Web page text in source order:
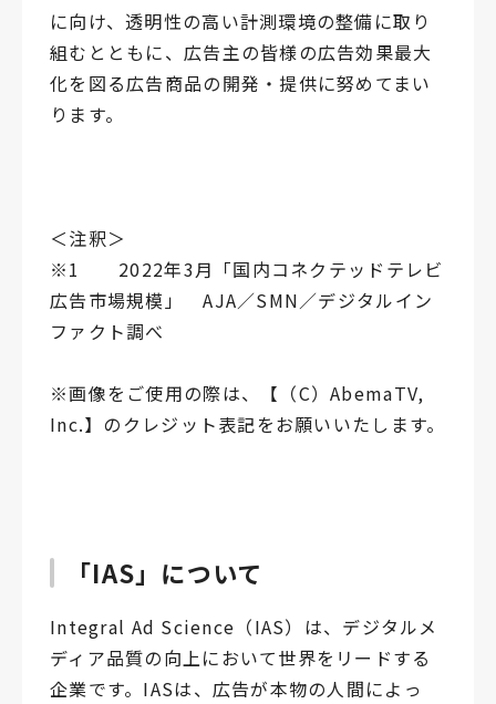
に向け、透明性の高い計測環境の整備に取り
組むとともに、広告主の皆様の広告効果最大
化を図る広告商品の開発・提供に努めてまい
ります。
＜注釈＞
※1 2022年3月「国内コネクテッドテレビ
広告市場規模」 AJA／SMN／デジタルイン
ファクト調べ
※画像をご使用の際は、【（C）AbemaTV,
Inc.】のクレジット表記をお願いいたします。
「IAS」について
Integral Ad Science（IAS）は、デジタルメ
ディア品質の向上において世界をリードする
企業です。IASは、広告が本物の人間によっ